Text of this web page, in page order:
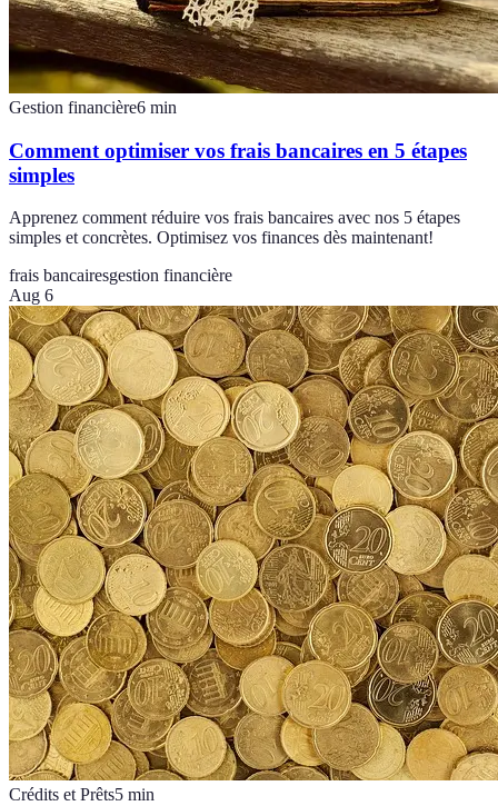
Gestion financière6 min
Comment optimiser vos frais bancaires en 5 étapes
simples
Apprenez comment réduire vos frais bancaires avec nos 5 étapes
simples et concrètes. Optimisez vos finances dès maintenant!
frais bancairesgestion financière
Aug 6
Crédits et Prêts5 min